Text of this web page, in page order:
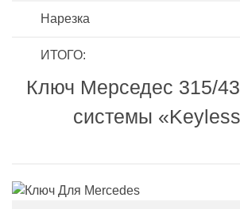
Нарезка
ИТОГО:
Ключ Мерседес 315/
системы